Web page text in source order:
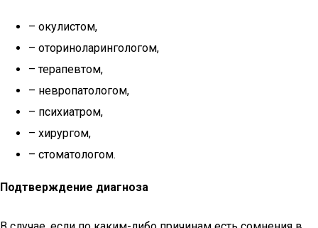
– окулистом,
– оториноларингологом,
– терапевтом,
– невропатологом,
– психиатром,
– хирургом,
– стоматологом.
Подтверждение диагноза